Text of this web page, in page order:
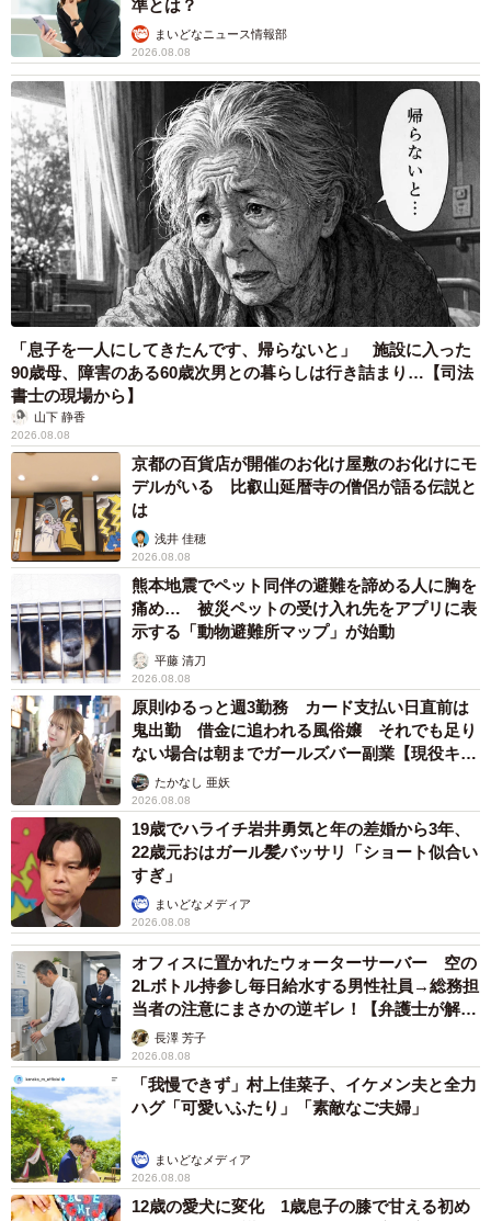
が大きく、よく鳴いて何かを訴える。膝に乗って来て自分
の後ろ足をしゃぶりながら、お腹をふみふみするのが大好
きだ。
2匹を迎えて、千阪さんの家はボロボロになった。カーテン
と布製ソファーは見るも無残な姿に。たびたび夫と顔を見
合わせて苦笑いすることが多いという。
5/5
網戸に張り付いているルナちゃん
準とは？
まいどなニュース情報部
2026.08.08
「息子を一人にしてきたんです、帰らないと」 施設に入った
90歳母、障害のある60歳次男との暮らしは行き詰まり…【司法
書士の現場から】
山下 静香
2026.08.08
京都の百貨店が開催のお化け屋敷のお化けにモ
デルがいる 比叡山延暦寺の僧侶が語る伝説と
は
浅井 佳穂
2026.08.08
熊本地震でペット同伴の避難を諦める人に胸を
痛め… 被災ペットの受け入れ先をアプリに表
示する「動物避難所マップ」が始動
平藤 清刀
2026.08.08
原則ゆるっと週3勤務 カード支払い日直前は
鬼出勤 借金に追われる風俗嬢 それでも足り
ない場合は朝までガールズバー副業【現役キャ
ストに取材】
たかなし 亜妖
2026.08.08
19歳でハライチ岩井勇気と年の差婚から3年、
22歳元おはガール髪バッサリ「ショート似合い
すぎ」
まいどなメディア
2026.08.08
オフィスに置かれたウォーターサーバー 空の
2Lボトル持参し毎日給水する男性社員→総務担
当者の注意にまさかの逆ギレ！【弁護士が解
説】長澤 芳子
2026.08.08
「我慢できず」村上佳菜子、イケメン夫と全力
ハグ「可愛いふたり」「素敵なご夫婦」
まいどなメディア
2026.08.08
12歳の愛犬に変化 1歳息子の膝で甘える初め